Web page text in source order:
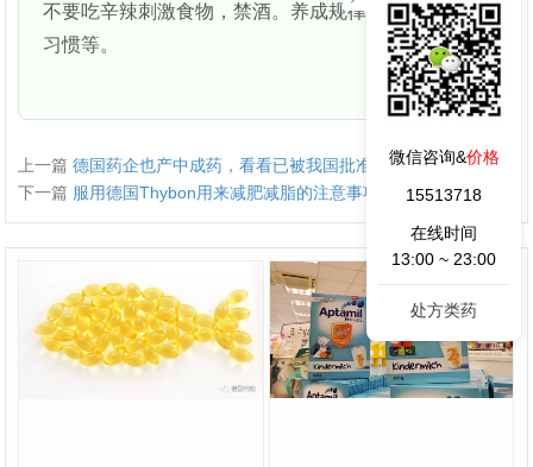
不要吃辛辣刺激食物，禁酒。养成规律的排便和卫生
习惯等。
上一篇德国药企也产中成药，看看已被我国批准的德国草药有哪些？
下一篇 服用德国Thybon用来减肥减脂的注意事项
微信咨询&价格
15513718
在线时间
13:00 ~ 23:00
处方类药